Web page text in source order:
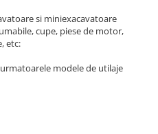
si miniexacavatoare
cupe, piese de motor,
etc:
modele de utilaje